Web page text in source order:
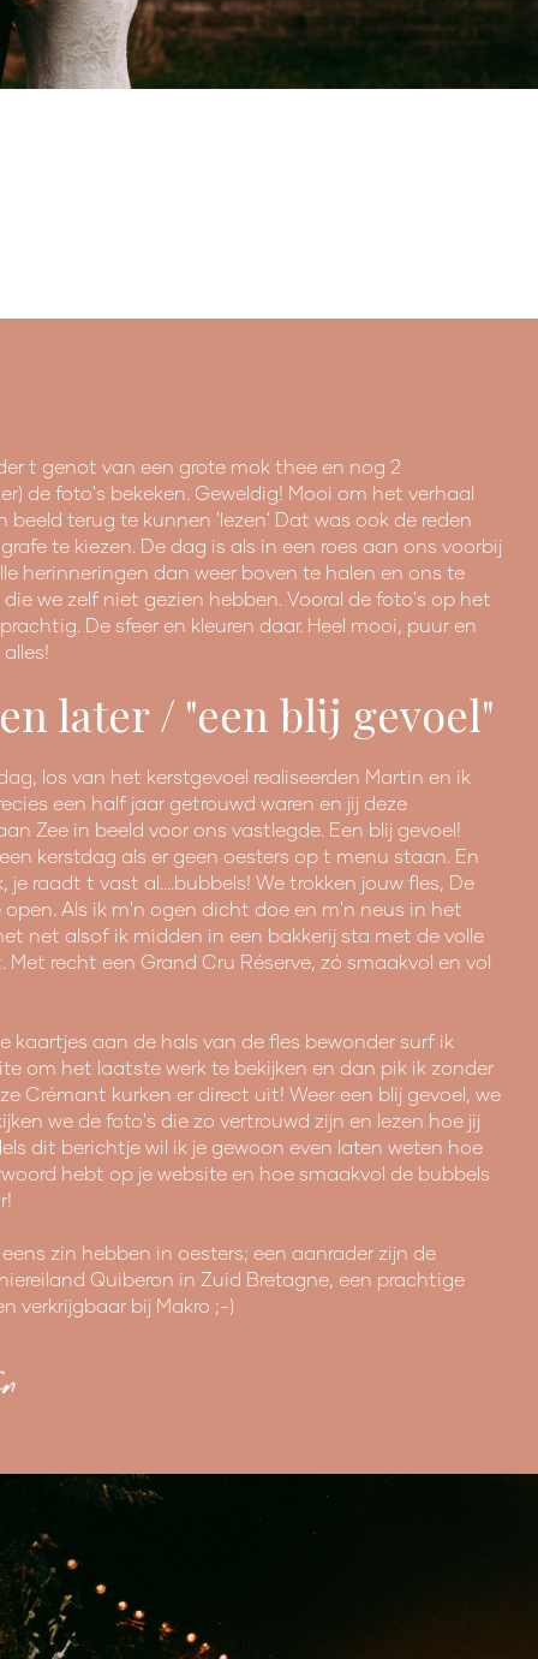
t genot van een grote mok thee en nog 2
de foto's bekeken. Geweldig! Mooi om het verhaal
beeld terug te kunnen 'lezen' Dat was ook de reden
te kiezen. De dag is als in een roes aan ons voorbij
herinneringen dan weer boven te halen en ons te
we zelf niet gezien hebben. Vooral de foto's op het
De sfeer en kleuren daar. Heel mooi, puur en
later / "een blij gevoel"
los van het kerstgevoel realiseerden Martin en ik
een half jaar getrouwd waren en jij deze
Zee in beeld voor ons vastlegde. Een blij gevoel!
kerstdag als er geen oesters op t menu staan. En
je raadt t vast al....bubbels! We trokken jouw fles, De
open. Als ik m'n ogen dicht doe en m'n neus in het
net alsof ik midden in een bakkerij sta met de volle
recht een Grand Cru Réserve, zó smaakvol en vol
kaartjes aan de hals van de fles bewonder surf ik
om het laatste werk te bekijken en dan pik ik zonder
Crémant kurken er direct uit! Weer een blij gevoel, we
we de foto's die zo vertrouwd zijn en lezen hoe jij
dit berichtje wil ik je gewoon even laten weten hoe
hebt op je website en hoe smaakvol de bubbels
zin hebben in oesters; een aanrader zijn de
Quiberon in Zuid Bretagne, een prachtige
verkrijgbaar bij Makro ;-)